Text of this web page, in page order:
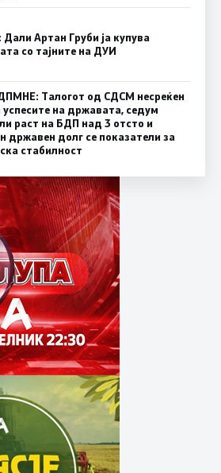
Артан Груби ја купува
со тајните на ДУИ
Талогот од СДСМ несреќен
на државата, седум
раст на БДП над 3 отсто и
државен долг се показатели за
стабилност